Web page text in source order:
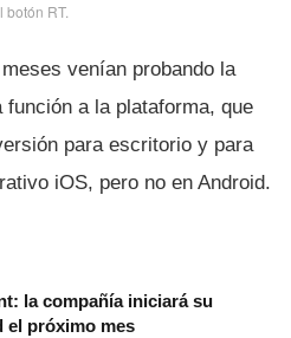
botón RT.
vení­an probando la
a la plataforma, que
para escritorio y para
iOS, pero no en Android.
la compañía iniciará su
el próximo mes